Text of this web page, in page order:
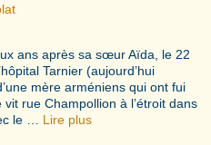
ans après sa sœur Aïda, le 22
Tarnier (aujourd’hui
mère arméniens qui ont fui
rue Champollion à l’étroit dans
le … Lire plus